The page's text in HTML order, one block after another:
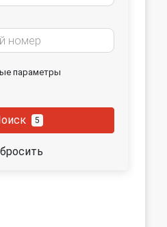
параметры
5